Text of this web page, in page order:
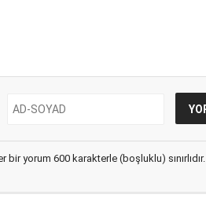
yorum 600 karakterle (boşluklu) sınırlıdır.